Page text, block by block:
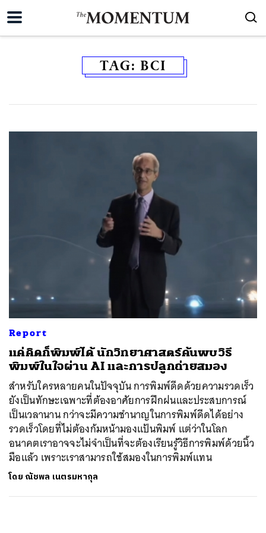
TAG: BCI
Report
แค่คิดก็พิมพ์ได้ นักวิทยาศาสตร์ค้นพบวิธี
พิมพ์ในใจผ่าน AI และการปลูกถ่ายสมอง
สำหรับใครหลายคนในปัจจุบัน การพิมพ์ดีดด้วยความรวดเร็ว
ยังเป็นทักษะเฉพาะที่ต้องอาศัยการฝึกฝนและประสบการณ์
เป็นเวลานาน กว่าจะมีความชำนาญในการพิมพ์ดีดได้อย่าง
รวดเร็วโดยที่ไม่ต้องก้มหน้ามองแป้นพิมพ์ แต่ว่าในโลก
อนาคตเราอาจจะไม่จำเป็นที่จะต้องเรียนรู้วิธีการพิมพ์ด้วยนิ้ว
มือแล้ว เพราะเราสามารถใช้สมองในการพิมพ์แทน
โดย ณัชพล เนตรมหากุล